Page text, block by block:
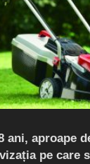
ani, aproape
pe care